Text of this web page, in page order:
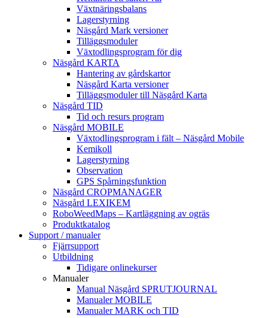
Växtnäringsbalans
Lagerstyrning
Näsgård Mark versioner
Tilläggsmoduler
Växtodlingsprogram för dig
Näsgård KARTA
Hantering av gårdskartor
Näsgård Karta versioner
Tilläggsmoduler till Näsgård Karta
Näsgård TID
Tid och resurs program
Näsgård MOBILE
Växtodlingsprogram i fält – Näsgård Mobile
Kemikoll
Lagerstyrning
Observation
GPS Spårningsfunktion
Näsgård CROPMANAGER
Näsgård LEXIKEM
RoboWeedMaps – Kartläggning av ogräs
Produktkatalog
Support / manualer
Fjärrsupport
Utbildning
Tidigare onlinekurser
Manualer
Manual Näsgård SPRUTJOURNAL
Manualer MOBILE
Manualer MARK och TID